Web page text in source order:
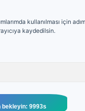
kullanılması için
kaydedilsin.